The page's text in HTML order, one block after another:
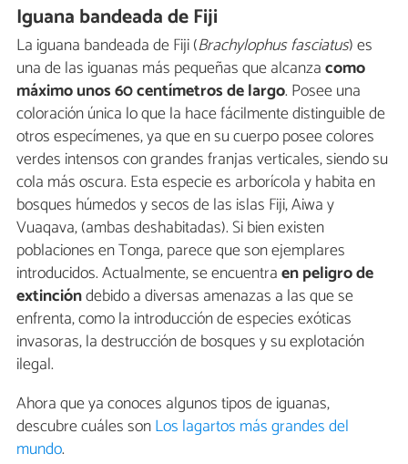
Iguana bandeada de Fiji
La iguana bandeada de Fiji (Brachylophus fasciatus) es
una de las iguanas más pequeñas que alcanzacomo
máximo unos 60 centímetros de largo. Posee una
coloración única lo que la hace fácilmente distinguible de
otros especímenes, ya que en su cuerpo posee colores
verdes intensos con grandes franjas verticales, siendo su
cola más oscura. Esta especie es arborícola y habita en
bosques húmedos y secos de las islas Fiji, Aiwa y
Vuaqava, (ambas deshabitadas). Si bien existen
poblaciones en Tonga, parece que son ejemplares
introducidos. Actualmente, se encuentraen peligro de
extincióndebido a diversas amenazas a las que se
enfrenta, como la introducción de especies exóticas
invasoras, la destrucción de bosques y su explotación
ilegal.
Ahora que ya conoces algunos tipos de iguanas,
descubre cuáles sonLos lagartos más grandes del
mundo.